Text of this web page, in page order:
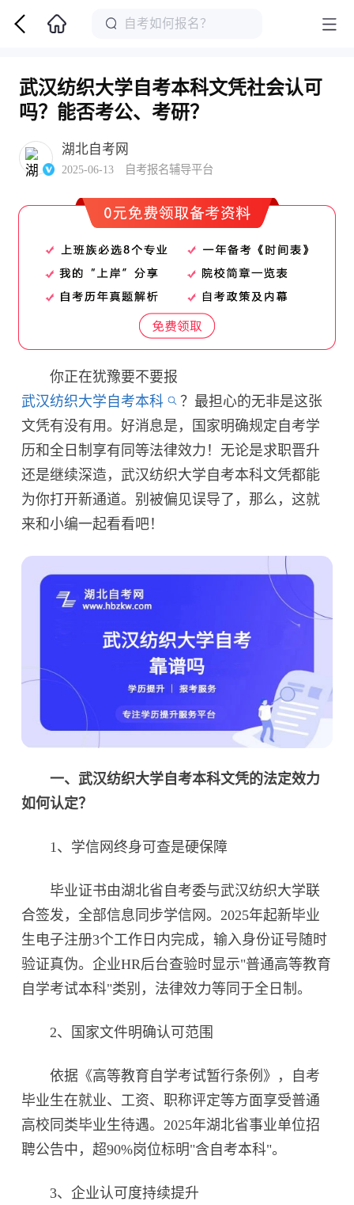
武汉纺织大学自考本科文凭社会认可
吗？能否考公、考研？
湖北自考网
2025-06-13 自考报名辅导平台
你正在犹豫要不要报
武汉纺织大学自考本科
？最担心的无非是这张
文凭有没有用。好消息是，国家明确规定自考学
历和全日制享有同等法律效力！无论是求职晋升
还是继续深造，武汉纺织大学自考本科文凭都能
为你打开新通道。别被偏见误导了，那么，这就
来和小编一起看看吧！
一、武汉纺织大学自考本科文凭的法定效力
如何认定？
1、学信网终身可查是硬保障‌
毕业证书由湖北省自考委与武汉纺织大学联
合签发，全部信息同步学信网。2025年起新毕业
生电子注册3个工作日内完成，输入身份证号随时
验证真伪。企业HR后台查验时显示"普通高等教育
自学考试本科"类别，法律效力等同于全日制。
2、国家文件明确认可范围‌
依据《高等教育自学考试暂行条例》，自考
毕业生在就业、工资、职称评定等方面享受普通
高校同类毕业生待遇。2025年湖北省事业单位招
聘公告中，超90%岗位标明"含自考本科"。
3、企业认可度持续提升‌